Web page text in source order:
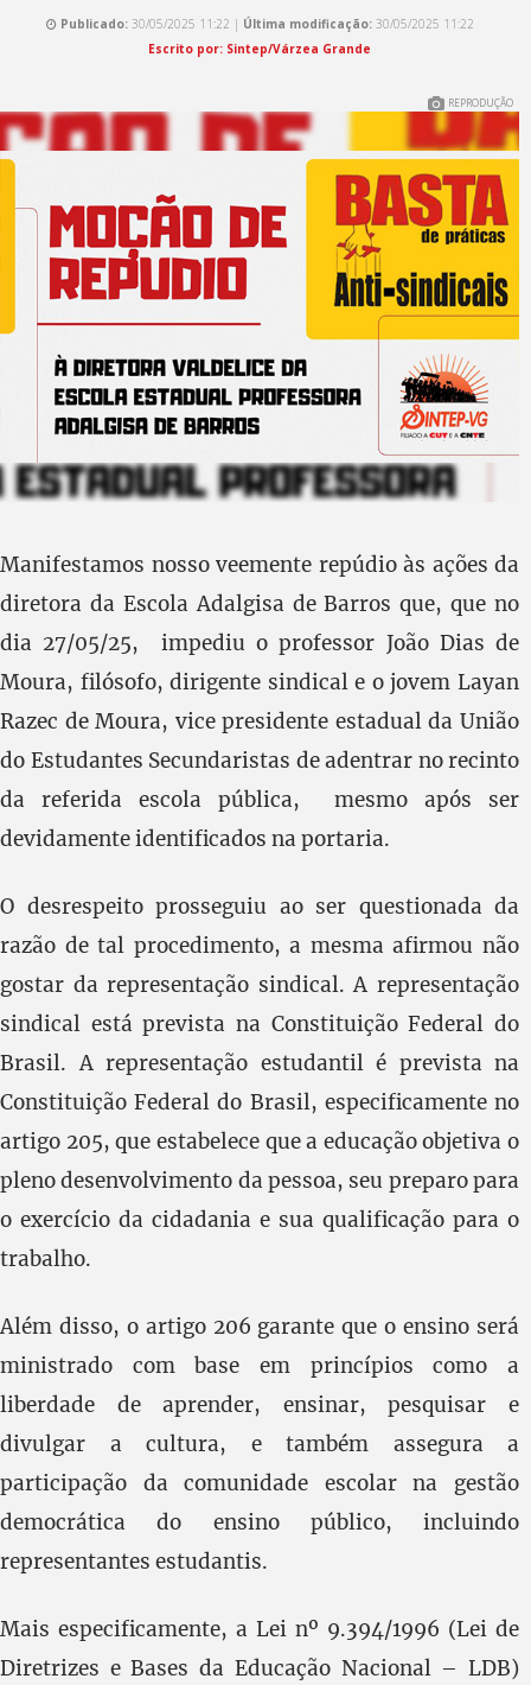
Publicado: 30/05/2025 11:22 | Última modificação: 30/05/2025 11:22
Escrito por: Sintep/Várzea Grande
REPRODUÇÃO
Manifestamos nosso veemente repúdio às ações da
diretora da Escola Adalgisa de Barros que, que no
dia 27/05/25, impediu o professor João Dias de
Moura, filósofo, dirigente sindical e o jovem Layan
Razec de Moura, vice presidente estadual da União
do Estudantes Secundaristas de adentrar no recinto
da referida escola pública, mesmo após ser
devidamente identificados na portaria.
O desrespeito prosseguiu ao ser questionada da
razão de tal procedimento, a mesma afirmou não
gostar da representação sindical. A representação
sindical está prevista na Constituição Federal do
Brasil. A representação estudantil é prevista na
Constituição Federal do Brasil, especificamente no
artigo 205, que estabelece que a educação objetiva o
pleno desenvolvimento da pessoa, seu preparo para
o exercício da cidadania e sua qualificação para o
trabalho.
Além disso, o artigo 206 garante que o ensino será
ministrado com base em princípios como a
liberdade de aprender, ensinar, pesquisar e
divulgar a cultura, e também assegura a
participação da comunidade escolar na gestão
democrática do ensino público, incluindo
representantes estudantis.
Mais especificamente, a Lei nº 9.394/1996 (Lei de
Diretrizes e Bases da Educação Nacional – LDB)